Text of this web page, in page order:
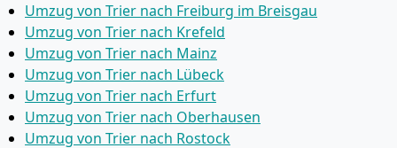
Umzug von Trier nach Freiburg im Breisgau
Umzug von Trier nach Krefeld
Umzug von Trier nach Mainz
Umzug von Trier nach Lübeck
Umzug von Trier nach Erfurt
Umzug von Trier nach Oberhausen
Umzug von Trier nach Rostock